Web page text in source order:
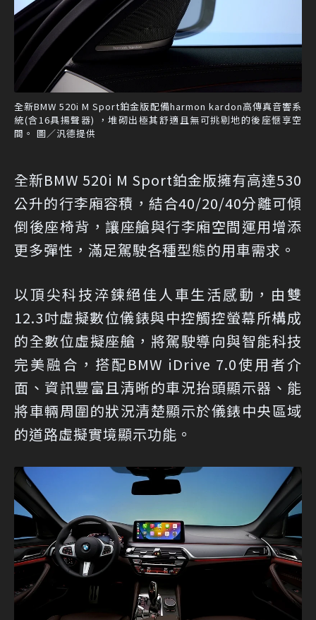
全新BMW 520i M Sport鉑金版配備harmon kardon高傳真音響系
統(含16具揚聲器) ，堆砌出極其舒適且無可挑剔地的後座愜享空
間。 圖／汎德提供
全新BMW 520i M Sport鉑金版擁有高達530
公升的行李廂容積，結合40/20/40分離可傾
倒後座椅背，讓座艙與行李廂空間運用增添
更多彈性，滿足駕駛各種型態的用車需求。
以頂尖科技淬鍊絕佳人車生活感動，由雙
12.3吋虛擬數位儀錶與中控觸控螢幕所構成
的全數位虛擬座艙，將駕駛導向與智能科技
完美融合，搭配BMW iDrive 7.0使用者介
面、資訊豐富且清晰的車況抬頭顯示器、能
將車輛周圍的狀況清楚顯示於儀錶中央區域
的道路虛擬實境顯示功能。